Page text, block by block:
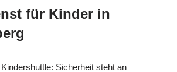
für Kinder in
Sicherheit steht an